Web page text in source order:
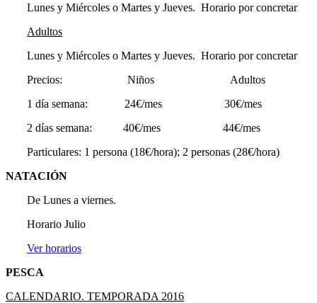
Lunes y Miércoles o Martes y Jueves. Horario por concretar
Adultos
Lunes y Miércoles o Martes y Jueves. Horario por concretar
Precios: Niños Adultos
1 día semana: 24€/mes 30€/mes
2 días semana: 40€/mes 44€/mes
Particulares: 1 persona (18€/hora); 2 personas (28€/hora)
NATACIÓN
De Lunes a viernes.
Horario Julio
Ver horarios
PESCA
CALENDARIO. TEMPORADA 2016